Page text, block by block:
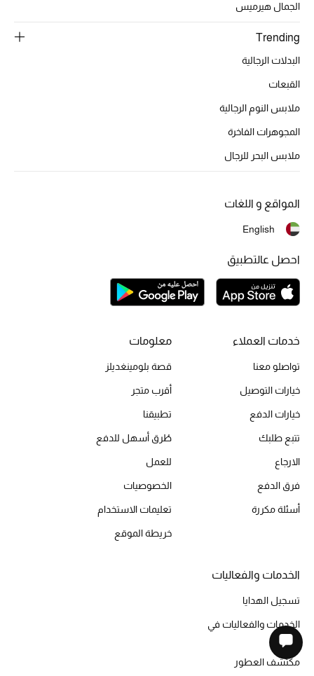
الجمال هيرميس
Trending
البدلات الرجالية
القبعات
ملابس النوم الرجالية
المجوهرات الفاخرة
ملابس البحر للرجال
خدمات العملاء
تواصلو معنا
خيارات التوصيل
خيارات الدفع
تتبع طلبك
الارجاع
فرق الدفع
أسئلة مكررة
معلومات
قصة بلومينغديلز
أقرب متجر
تطبيقنا
طُرق أسهل للدفع
للعمل
الخصوصيات
تعليمات الاستخدام
خريطة الموقع
الخدمات والفعاليات
تسجيل الهدايا
الخدمات والفعاليات في
المتجر
مكتشف العطور
المواقع و اللغات
English
احصل عالتطبيق